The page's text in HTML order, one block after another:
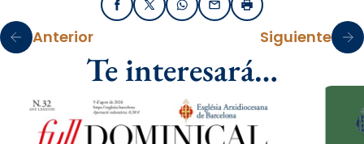
FacebookX / TwitterWhatsApp
EmailImprimir
Anterior Siguiente
Te interesará…